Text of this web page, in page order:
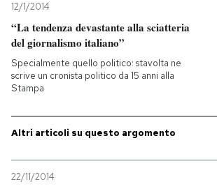
12/1/2014
“La tendenza devastante alla sciatteria
del giornalismo italiano”
Specialmente quello politico: stavolta ne
scrive un cronista politico da 15 anni alla
Stampa
Altri articoli su questo argomento
22/11/2014